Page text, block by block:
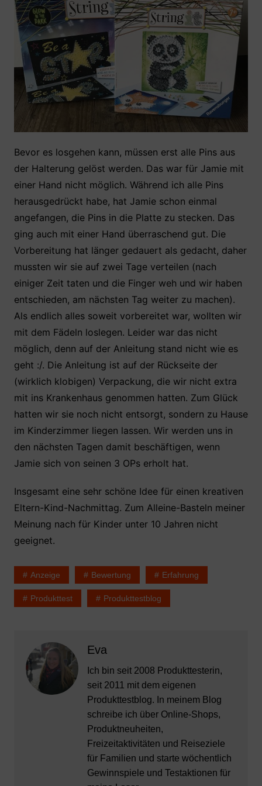
Bevor es losgehen kann, müssen erst alle Pins aus
der Halterung gelöst werden. Das war für Jamie mit
einer Hand nicht möglich. Während ich alle Pins
herausgedrückt habe, hat Jamie schon einmal
angefangen, die Pins in die Platte zu stecken. Das
ging auch mit einer Hand überraschend gut. Die
Vorbereitung hat länger gedauert als gedacht, daher
mussten wir sie auf zwei Tage verteilen (nach
einiger Zeit taten und die Finger weh und wir haben
entschieden, am nächsten Tag weiter zu machen).
Als endlich alles soweit vorbereitet war, wollten wir
mit dem Fädeln loslegen. Leider war das nicht
möglich, denn auf der Anleitung stand nicht wie es
geht :/. Die Anleitung ist auf der Rückseite der
(wirklich klobigen) Verpackung, die wir nicht extra
mit ins Krankenhaus genommen hatten. Zum Glück
hatten wir sie noch nicht entsorgt, sondern zu Hause
im Kinderzimmer liegen lassen. Wir werden uns in
den nächsten Tagen damit beschäftigen, wenn
Jamie sich von seinen 3 OPs erholt hat.
Insgesamt eine sehr schöne Idee für einen kreativen
Eltern-Kind-Nachmittag. Zum Alleine-Basteln meiner
Meinung nach für Kinder unter 10 Jahren nicht
geeignet.
Anzeige Bewertung Erfahrung
Produkttest Produkttestblog
Eva
Ich bin seit 2008 Produkttesterin,
seit 2011 mit dem eigenen
Produkttestblog. In meinem Blog
schreibe ich über Online-Shops,
Produktneuheiten,
Freizeitaktivitäten und Reiseziele
für Familien und starte wöchentlich
Gewinnspiele und Testaktionen für